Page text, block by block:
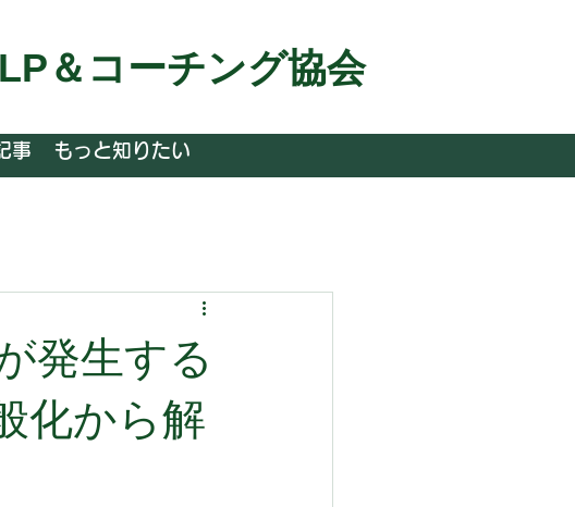
＆コーチング協会
事 もっと知りたい
発生する
化から解